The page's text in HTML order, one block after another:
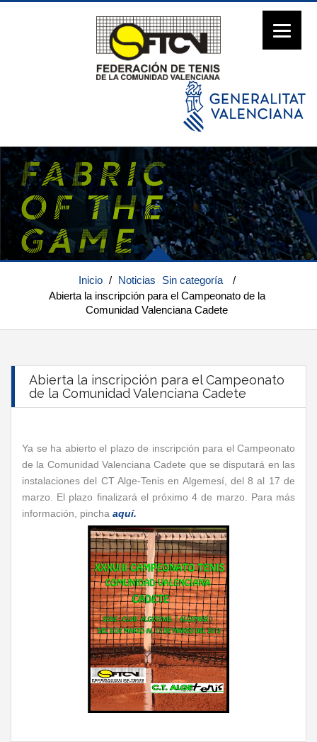
Inicio / Noticias Sin categoría
/
Abierta la inscripción para el Campeonato de la
Comunidad Valenciana Cadete
Abierta la inscripción para el Campeonato
de la Comunidad Valenciana Cadete
Ya se ha abierto el plazo de inscripción para el Campeonato
de la Comunidad Valenciana Cadete que se disputará en las
instalaciones del CT Alge-Tenis en Algemesí, del 8 al 17 de
marzo. El plazo finalizará el próximo 4 de marzo. Para más
información, pincha aquí.